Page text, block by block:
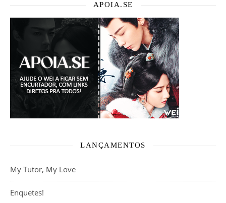
APOIA.SE
LANÇAMENTOS
My Tutor, My Love
Enquetes!